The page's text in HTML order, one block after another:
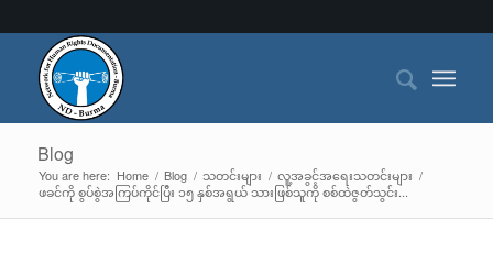
Blog
You are here: Home / Blog / သတင်းများ / လူ့အခွင့်အရေးသတင်းများ /
ဖခင်ကို စွပ်စွဲအကြပ်ကိုင်ပြီး ၁၅ နှစ်အရွယ် သားဖြစ်သူကို စစ်ထဲဇွတ်သွင်း...